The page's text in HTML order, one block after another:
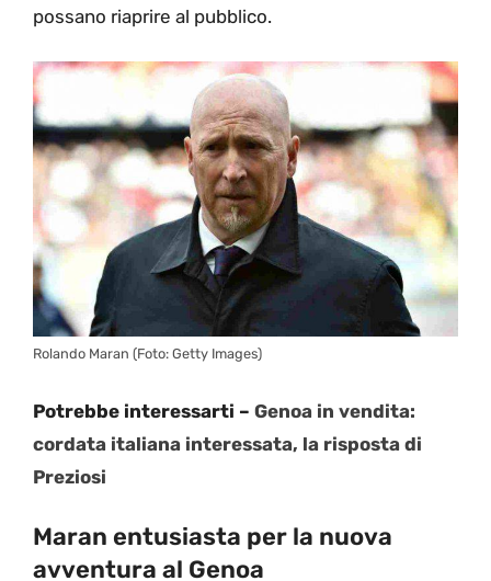
possano riaprire al pubblico.
Rolando Maran (Foto: Getty Images)
Potrebbe interessarti – Genoa in vendita:
cordata italiana interessata, la risposta di
Preziosi
Maran entusiasta per la nuova
avventura al Genoa